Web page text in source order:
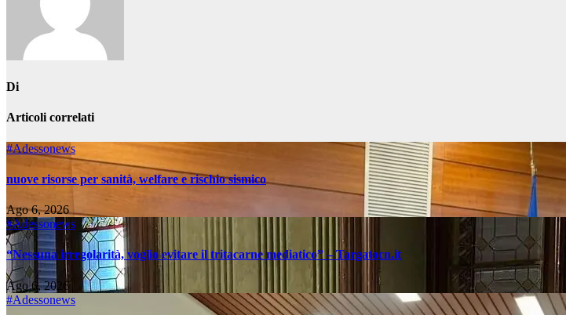
Di
Articoli correlati
#Adessonews
nuove risorse per sanità, welfare e rischio sismico
Ago 6, 2026
#Adessonews
“Nessuna irregolarità, voglio evitare il tritacarne mediatico” – Targatocn.it
Ago 6, 2026
#Adessonews